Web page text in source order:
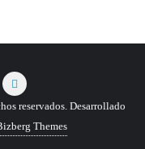
reservados. Desarrollado
Themes